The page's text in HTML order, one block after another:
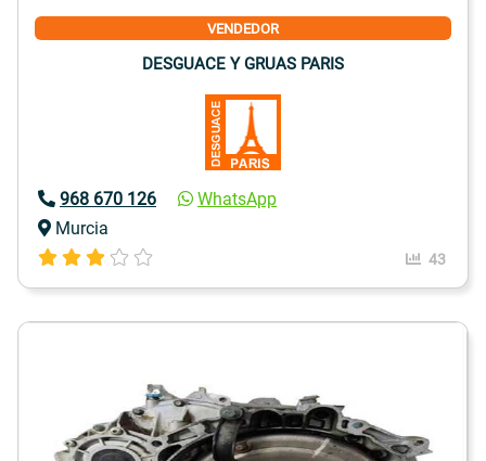
VENDEDOR
DESGUACE Y GRUAS PARIS
968 670 126
WhatsApp
Murcia
43